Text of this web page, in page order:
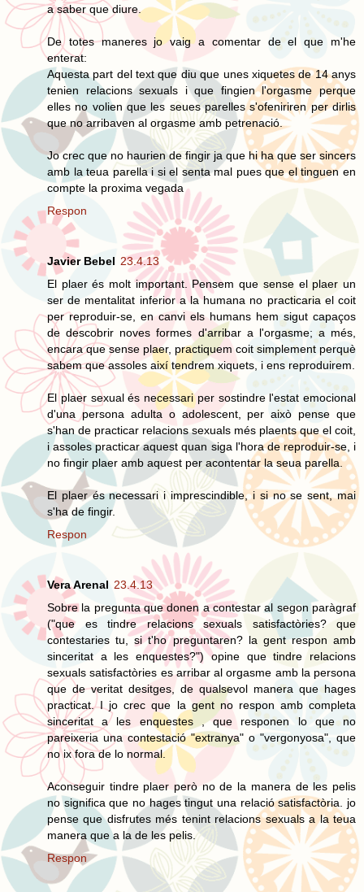
a saber que diure.
De totes maneres jo vaig a comentar de el que m'he
enterat:
Aquesta part del text que diu que unes xiquetes de 14 anys
tenien relacions sexuals i que fingien l'orgasme perque
elles no volien que les seues parelles s'ofeniriren per dirlis
que no arribaven al orgasme amb petrenació.
Jo crec que no haurien de fingir ja que hi ha que ser sincers
amb la teua parella i si el senta mal pues que el tinguen en
compte la proxima vegada
Respon
Javier Bebel 23.4.13
El plaer és molt important. Pensem que sense el plaer un
ser de mentalitat inferior a la humana no practicaria el coit
per reproduir-se, en canvi els humans hem sigut capaços
de descobrir noves formes d'arribar a l'orgasme; a més,
encara que sense plaer, practiquem coit simplement perquè
sabem que assoles així tendrem xiquets, i ens reproduirem.
El plaer sexual és necessari per sostindre l'estat emocional
d'una persona adulta o adolescent, per això pense que
s'han de practicar relacions sexuals més plaents que el coit,
i assoles practicar aquest quan siga l'hora de reproduir-se, i
no fingir plaer amb aquest per acontentar la seua parella.
El plaer és necessari i imprescindible, i si no se sent, mai
s'ha de fingir.
Respon
Vera Arenal 23.4.13
Sobre la pregunta que donen a contestar al segon paràgraf
("que es tindre relacions sexuals satisfactòries? que
contestaries tu, si t'ho preguntaren? la gent respon amb
sinceritat a les enquestes?") opine que tindre relacions
sexuals satisfactòries es arribar al orgasme amb la persona
que de veritat desitges, de qualsevol manera que hages
practicat. I jo crec que la gent no respon amb completa
sinceritat a les enquestes , que responen lo que no
pareixeria una contestació "extranya" o "vergonyosa", que
no ix fora de lo normal.
Aconseguir tindre plaer però no de la manera de les pelis
no significa que no hages tingut una relació satisfactòria. jo
pense que disfrutes més tenint relacions sexuals a la teua
manera que a la de les pelis.
Respon